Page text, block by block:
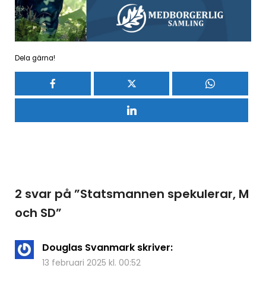
Dela gärna!
2 svar på ”Statsmannen spekulerar, M
och SD”
Douglas Svanmark skriver:
13 februari 2025 kl. 00:52